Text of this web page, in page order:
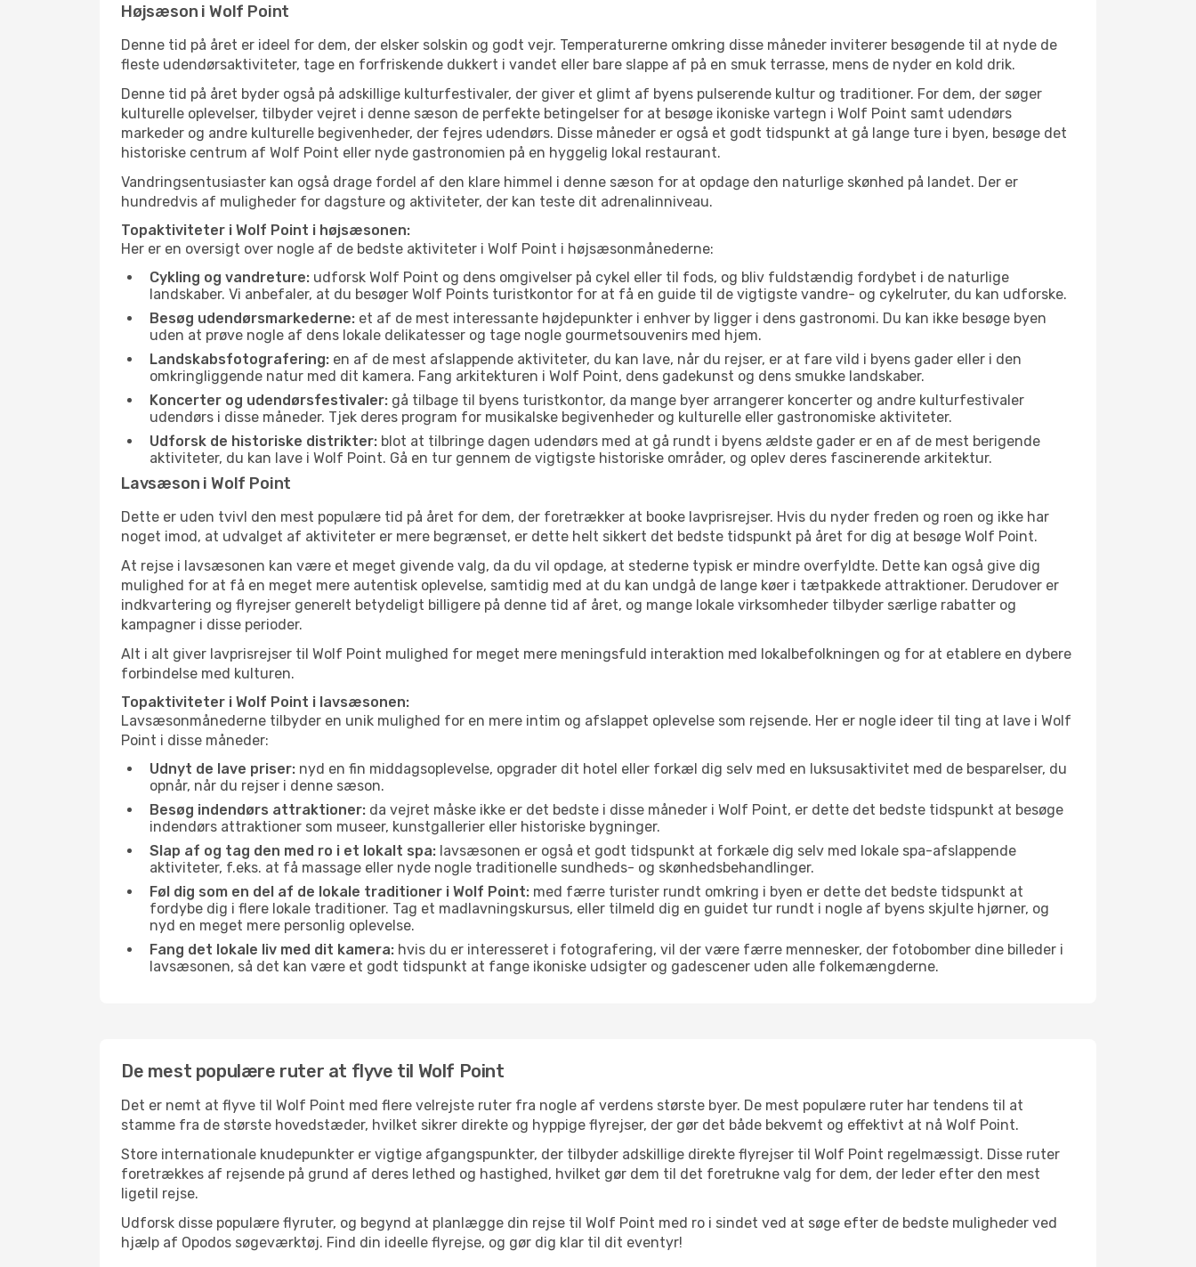
Højsæson i Wolf Point
Denne tid på året er ideel for dem, der elsker solskin og godt vejr. Temperaturerne omkring disse måneder inviterer besøgende til at nyde de
fleste udendørsaktiviteter, tage en forfriskende dukkert i vandet eller bare slappe af på en smuk terrasse, mens de nyder en kold drik.
Denne tid på året byder også på adskillige kulturfestivaler, der giver et glimt af byens pulserende kultur og traditioner. For dem, der søger
kulturelle oplevelser, tilbyder vejret i denne sæson de perfekte betingelser for at besøge ikoniske vartegn i Wolf Point samt udendørs
markeder og andre kulturelle begivenheder, der fejres udendørs. Disse måneder er også et godt tidspunkt at gå lange ture i byen, besøge det
historiske centrum af Wolf Point eller nyde gastronomien på en hyggelig lokal restaurant.
Vandringsentusiaster kan også drage fordel af den klare himmel i denne sæson for at opdage den naturlige skønhed på landet. Der er
hundredvis af muligheder for dagsture og aktiviteter, der kan teste dit adrenalinniveau.
Topaktiviteter i Wolf Point i højsæsonen:
Her er en oversigt over nogle af de bedste aktiviteter i Wolf Point i højsæsonmånederne:
Cykling og vandreture: udforsk Wolf Point og dens omgivelser på cykel eller til fods, og bliv fuldstændig fordybet i de naturlige
landskaber. Vi anbefaler, at du besøger Wolf Points turistkontor for at få en guide til de vigtigste vandre- og cykelruter, du kan udforske.
Besøg udendørsmarkederne: et af de mest interessante højdepunkter i enhver by ligger i dens gastronomi. Du kan ikke besøge byen
uden at prøve nogle af dens lokale delikatesser og tage nogle gourmetsouvenirs med hjem.
Landskabsfotografering: en af de mest afslappende aktiviteter, du kan lave, når du rejser, er at fare vild i byens gader eller i den
omkringliggende natur med dit kamera. Fang arkitekturen i Wolf Point, dens gadekunst og dens smukke landskaber.
Koncerter og udendørsfestivaler: gå tilbage til byens turistkontor, da mange byer arrangerer koncerter og andre kulturfestivaler
udendørs i disse måneder. Tjek deres program for musikalske begivenheder og kulturelle eller gastronomiske aktiviteter.
Udforsk de historiske distrikter: blot at tilbringe dagen udendørs med at gå rundt i byens ældste gader er en af de mest berigende
aktiviteter, du kan lave i Wolf Point. Gå en tur gennem de vigtigste historiske områder, og oplev deres fascinerende arkitektur.
Lavsæson i Wolf Point
Dette er uden tvivl den mest populære tid på året for dem, der foretrækker at booke lavprisrejser. Hvis du nyder freden og roen og ikke har
noget imod, at udvalget af aktiviteter er mere begrænset, er dette helt sikkert det bedste tidspunkt på året for dig at besøge Wolf Point.
At rejse i lavsæsonen kan være et meget givende valg, da du vil opdage, at stederne typisk er mindre overfyldte. Dette kan også give dig
mulighed for at få en meget mere autentisk oplevelse, samtidig med at du kan undgå de lange køer i tætpakkede attraktioner. Derudover er
indkvartering og flyrejser generelt betydeligt billigere på denne tid af året, og mange lokale virksomheder tilbyder særlige rabatter og
kampagner i disse perioder.
Alt i alt giver lavprisrejser til Wolf Point mulighed for meget mere meningsfuld interaktion med lokalbefolkningen og for at etablere en dybere
forbindelse med kulturen.
Topaktiviteter i Wolf Point i lavsæsonen:
Lavsæsonmånederne tilbyder en unik mulighed for en mere intim og afslappet oplevelse som rejsende. Her er nogle ideer til ting at lave i Wolf
Point i disse måneder:
Udnyt de lave priser: nyd en fin middagsoplevelse, opgrader dit hotel eller forkæl dig selv med en luksusaktivitet med de besparelser, du
opnår, når du rejser i denne sæson.
Besøg indendørs attraktioner: da vejret måske ikke er det bedste i disse måneder i Wolf Point, er dette det bedste tidspunkt at besøge
indendørs attraktioner som museer, kunstgallerier eller historiske bygninger.
Slap af og tag den med ro i et lokalt spa: lavsæsonen er også et godt tidspunkt at forkæle dig selv med lokale spa-afslappende
aktiviteter, f.eks. at få massage eller nyde nogle traditionelle sundheds- og skønhedsbehandlinger.
Føl dig som en del af de lokale traditioner i Wolf Point: med færre turister rundt omkring i byen er dette det bedste tidspunkt at
fordybe dig i flere lokale traditioner. Tag et madlavningskursus, eller tilmeld dig en guidet tur rundt i nogle af byens skjulte hjørner, og
nyd en meget mere personlig oplevelse.
Fang det lokale liv med dit kamera: hvis du er interesseret i fotografering, vil der være færre mennesker, der fotobomber dine billeder i
lavsæsonen, så det kan være et godt tidspunkt at fange ikoniske udsigter og gadescener uden alle folkemængderne.
De mest populære ruter at flyve til Wolf Point
Det er nemt at flyve til Wolf Point med flere velrejste ruter fra nogle af verdens største byer. De mest populære ruter har tendens til at
stamme fra de største hovedstæder, hvilket sikrer direkte og hyppige flyrejser, der gør det både bekvemt og effektivt at nå Wolf Point.
Store internationale knudepunkter er vigtige afgangspunkter, der tilbyder adskillige direkte flyrejser til Wolf Point regelmæssigt. Disse ruter
foretrækkes af rejsende på grund af deres lethed og hastighed, hvilket gør dem til det foretrukne valg for dem, der leder efter den mest
ligetil rejse.
Udforsk disse populære flyruter, og begynd at planlægge din rejse til Wolf Point med ro i sindet ved at søge efter de bedste muligheder ved
hjælp af Opodos søgeværktøj. Find din ideelle flyrejse, og gør dig klar til dit eventyr!